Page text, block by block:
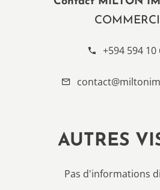
+594 594 10
AUTRES
Pas d'informations